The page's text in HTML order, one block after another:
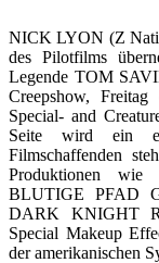
NICK LYON (Z
des Pilotfilms
Legende TOM
Creepshow,
Special- and
Seite wird ein
Filmschaffenden
Produktionen
BLUTIGE PFAD
DARK KNIGHT
Special Makeup
der amerikanischen